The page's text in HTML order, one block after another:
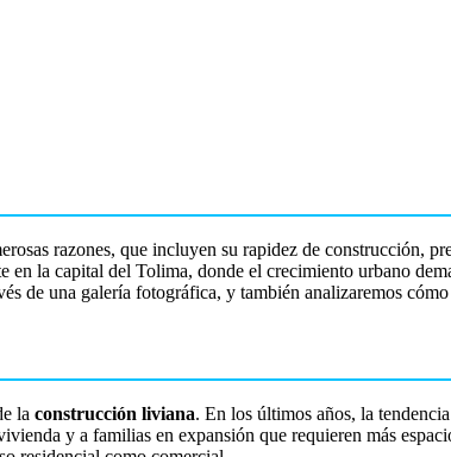
razones, que incluyen su rapidez de construcción,
la capital del Tolima, donde el crecimiento urbano
de una galería fotográfica, y también analizaremos
la construcción liviana. En los últimos años, la
y a familias en expansión que requieren más